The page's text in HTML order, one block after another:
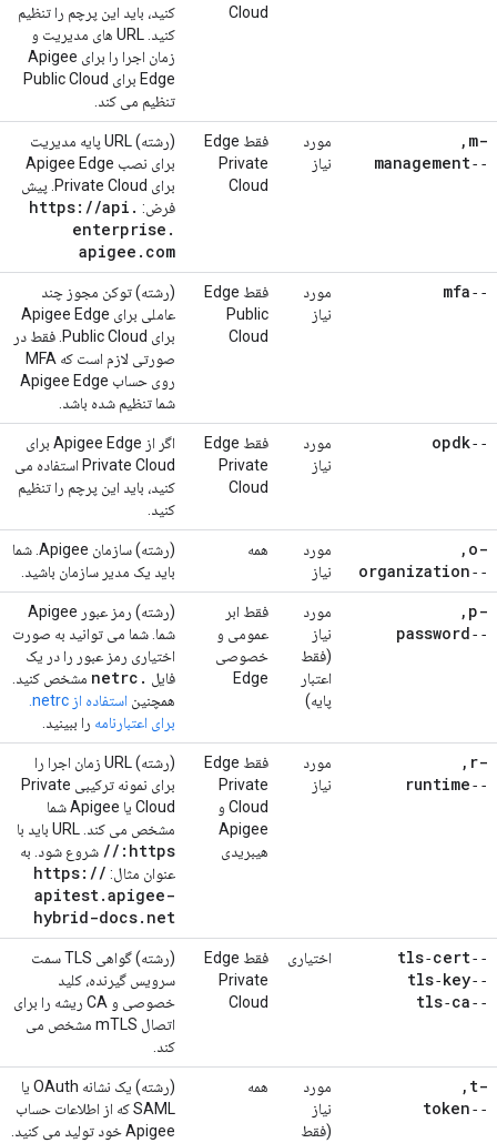
Cloud
کنید، باید این پرچم را تنظیم
کنید. URL های مدیریت و
زمان اجرا را برای Apigee
Edge برای Public Cloud
تنظیم می کند.
-m
,
‑‑management
مورد
نیاز
فقط Edge
Private
Cloud
(رشته) URL پایه مدیریت
برای نصب Apigee Edge
برای Private Cloud. پیش
فرض:
https: //api .
enterprise .
apigee . com
‑‑mfa
مورد
نیاز
فقط Edge
Public
Cloud
(رشته) توکن مجوز چند
عاملی برای Apigee Edge
برای Public Cloud. فقط در
صورتی لازم است که MFA
روی حساب Apigee Edge
شما تنظیم شده باشد.
‑‑opdk
مورد
نیاز
فقط Edge
Private
Cloud
اگر از Apigee Edge برای
Private Cloud استفاده می
کنید، باید این پرچم را تنظیم
کنید.
-o
,
‑‑organization
مورد
نیاز
همه
(رشته) سازمان Apigee. شما
باید یک مدیر سازمان باشید.
-p
,
‑‑password
مورد
نیاز
(فقط
اعتبار
پایه)
فقط ابر
عمومی و
خصوصی
Edge
(رشته) رمز عبور Apigee
شما. شما می توانید به صورت
اختیاری رمز عبور را در یک
فایل
.
netrc مشخص کنید.
همچنین
برای اعتبارنامه را ببینید.
-r
,
‑‑runtime
مورد
نیاز
فقط Edge
Private
Cloud و
Apigee
هیبریدی
(رشته) URL زمان اجرا را
برای نمونه ترکیبی Private
Cloud یا Apigee شما
مشخص می کند. URL باید با
https:
/
/ شروع شود. به
عنوان مثال:
https: //
apitest.apigee-
hybrid-docs. net
‑‑tls‑cert
‑‑tls‑key
‑‑tls‑ca
اختیاری
فقط Edge
Private
Cloud
(رشته) گواهی TLS سمت
سرویس گیرنده، کلید
خصوصی و CA ریشه را برای
اتصال mTLS مشخص می
کند.
-t
,
‑‑token
مورد
نیاز
(فقط
همه
(رشته) یک نشانه OAuth یا
SAML که از اطلاعات حساب
Apigee خود تولید می کنید.